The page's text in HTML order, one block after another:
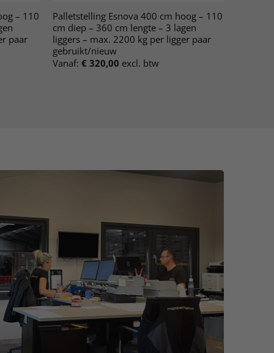
– 110
paar
Palletstelling Esnova 400 cm hoog – 110
cm diep – 360 cm lengte – 3 lagen
liggers – max. 2200 kg per ligger paar
gebruikt/nieuw
Vanaf: € 320,00 excl. btw